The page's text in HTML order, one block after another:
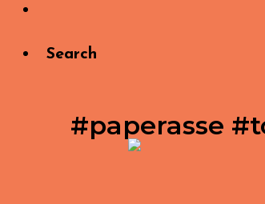
Search
#paperasse